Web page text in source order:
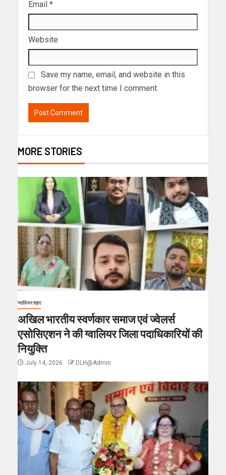
Email *
Website
Save my name, email, and website in this
browser for the next time I comment.
MORE STORIES
ग्वालियर शहर
अखिल भारतीय स्वर्णकार समाज एवं ज्वेलर्स
एसोसिएशन ने की ग्वालियर जिला पदाधिकारियों की
नियुक्ति
July 14, 2026 DLH@Admin